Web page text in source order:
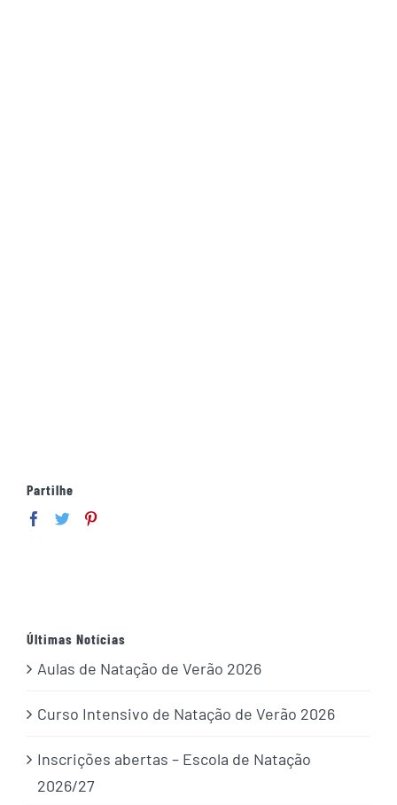
Partilhe
Últimas Notícias
Aulas de Natação de Verão 2026
Curso Intensivo de Natação de Verão 2026
Inscrições abertas – Escola de Natação
2026/27